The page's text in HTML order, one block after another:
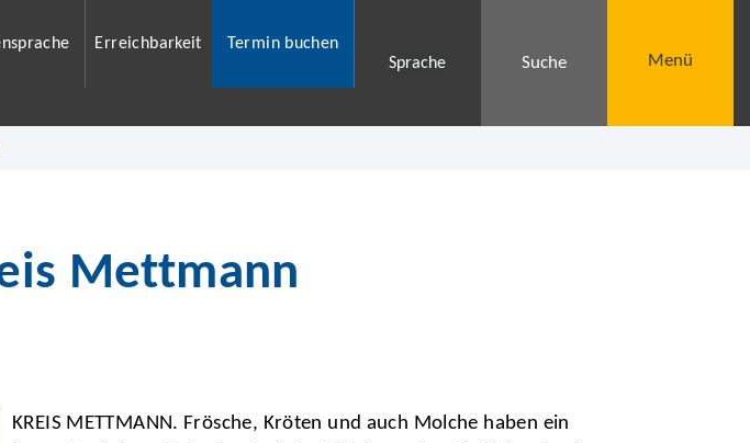
Erreichbarkeit
Termin buchen
Sprache
Suche Menü
Mettmann
KREIS METTMANN. Frösche, Kröten und auch Molche haben ein